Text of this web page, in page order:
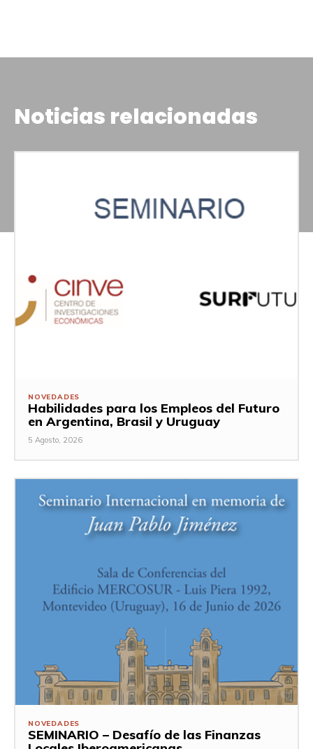
Noticias relacionadas
NOVEDADES
Habilidades para los Empleos del Futuro
en Argentina, Brasil y Uruguay
5 Agosto, 2026
NOVEDADES
SEMINARIO – Desafío de las Finanzas